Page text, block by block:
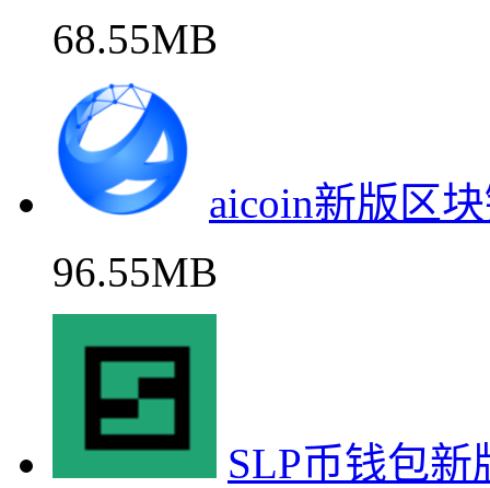
68.55MB
aicoin新版区
96.55MB
SLP币钱包